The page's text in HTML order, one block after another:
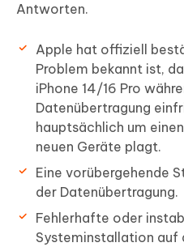
Antworten.
Apple hat offiziell
Problem bekannt ist,
iPhone 14/16 Pro
Datenübertragung
hauptsächlich um
neuen Geräte plagt.
Eine vorübergehende
der Datenübertragung.
Fehlerhafte oder
Systeminstallation auf